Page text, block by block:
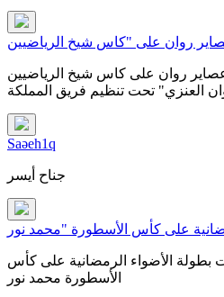
روان على كاس شيخ الرياضيين
Saəeh1q
جناح أيسر
الأضواء الرمضانية على كأس